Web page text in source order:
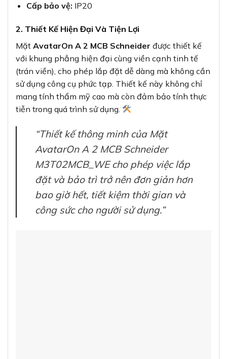
Cấp bảo vệ: IP20
2. Thiết Kế Hiện Đại Và Tiện Lợi
Mặt AvatarOn A 2 MCB Schneider được thiết kế
với khung phẳng hiện đại cùng viền cạnh tinh tế
(trán viền), cho phép lắp đặt dễ dàng mà không cần
sử dụng công cụ phức tạp. Thiết kế này không chỉ
mang tính thẩm mỹ cao mà còn đảm bảo tính thực
tiễn trong quá trình sử dụng.
“Thiết kế thông minh của Mặt
AvatarOn A 2 MCB Schneider
M3T02MCB_WE cho phép việc lắp
đặt và bảo trì trở nên đơn giản hơn
bao giờ hết, tiết kiệm thời gian và
công sức cho người sử dụng.”